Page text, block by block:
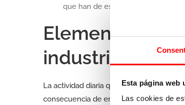
Esta página web
Las cookies de
que han de estar actualizadas con
Elementos de
industriales
La actividad diaria que se produce
consecuencia de empujes, golpes,